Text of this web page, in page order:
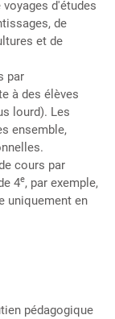
d'études
de
et de
par
à des élèves
lourd). Les
ensemble,
cours par
4e, par exemple,
uniquement en
pédagogique